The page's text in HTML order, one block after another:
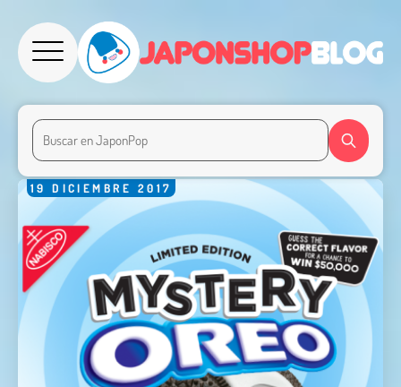
19 DICIEMBRE 2017